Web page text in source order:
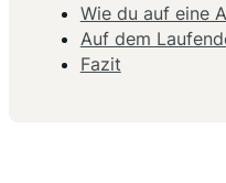
Wie du auf eine
Auf dem
Fazit